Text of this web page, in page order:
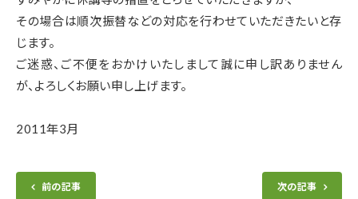
その場合は順次振替などの対応を行わせていただきたいと存
じます。
ご迷惑、ご不便をおかけいたしまして誠に申し訳ありません
が、よろしくお願い申し上げます。
2011年3月
前の記事 次の記事